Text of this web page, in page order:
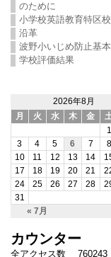
のために
小学校英語教育特区校
沿革
波野小いじめ防止基
学校評価結果
2026年8月
月
火 水 木 金
« 7月
1
3
4 5 6 7 8
10
11 12 13 14
17
18 19 20 21
24
25 26 27 28
31
カウンター
全アクセス数 760243